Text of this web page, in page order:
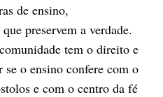
de ensino,
preservem a verdade.
tem o direito e
o ensino confere com o
e com o centro da fé